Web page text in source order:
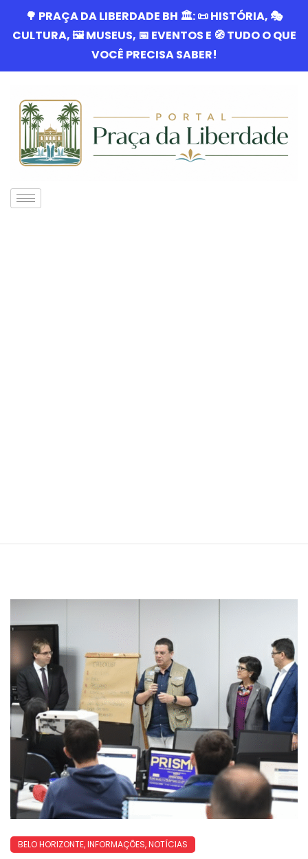
🌳 PRAÇA DA LIBERDADE BH 🏛️: 📜 HISTÓRIA, 🎭
CULTURA, 🖼️ MUSEUS, 📅 EVENTOS E 🧭 TUDO O QUE
VOCÊ PRECISA SABER!
BELO HORIZONTE,INFORMAÇÕES,NOTÍCIAS